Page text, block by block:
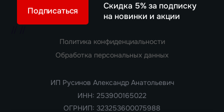
Скидка 5% за подписку
на новинки и акции
Подписаться
Политика конфиденциальности
Обработка персональных данных
ИП Русинов Александр Анатольевич
ИНН: 253900165022
ОГРНИП: 323253600075988